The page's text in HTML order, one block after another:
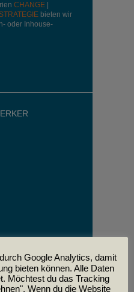
CHANGE
STRATEGIE bieten wir
oder Inhouse-
Google Analytics, damit
bieten können. Alle Daten
Möchtest du das Tracking
Wenn du die Website